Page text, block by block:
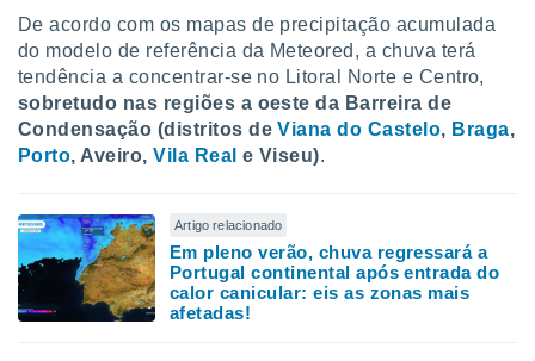
De acordo com os mapas de precipitação acumulada
do modelo de referência da Meteored, a chuva terá
tendência a concentrar-se no Litoral Norte e Centro,
sobretudo nas regiões a oeste da Barreira de
Condensação (distritos deViana do Castelo, Braga,
Porto, Aveiro,Vila Real e Viseu).
Artigo relacionado
Em pleno verão, chuva regressará a
Portugal continental após entrada do
calor canicular: eis as zonas mais
afetadas!